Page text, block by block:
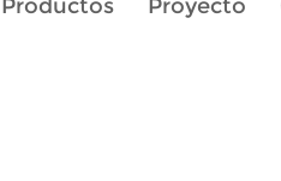
Productos Proyecto